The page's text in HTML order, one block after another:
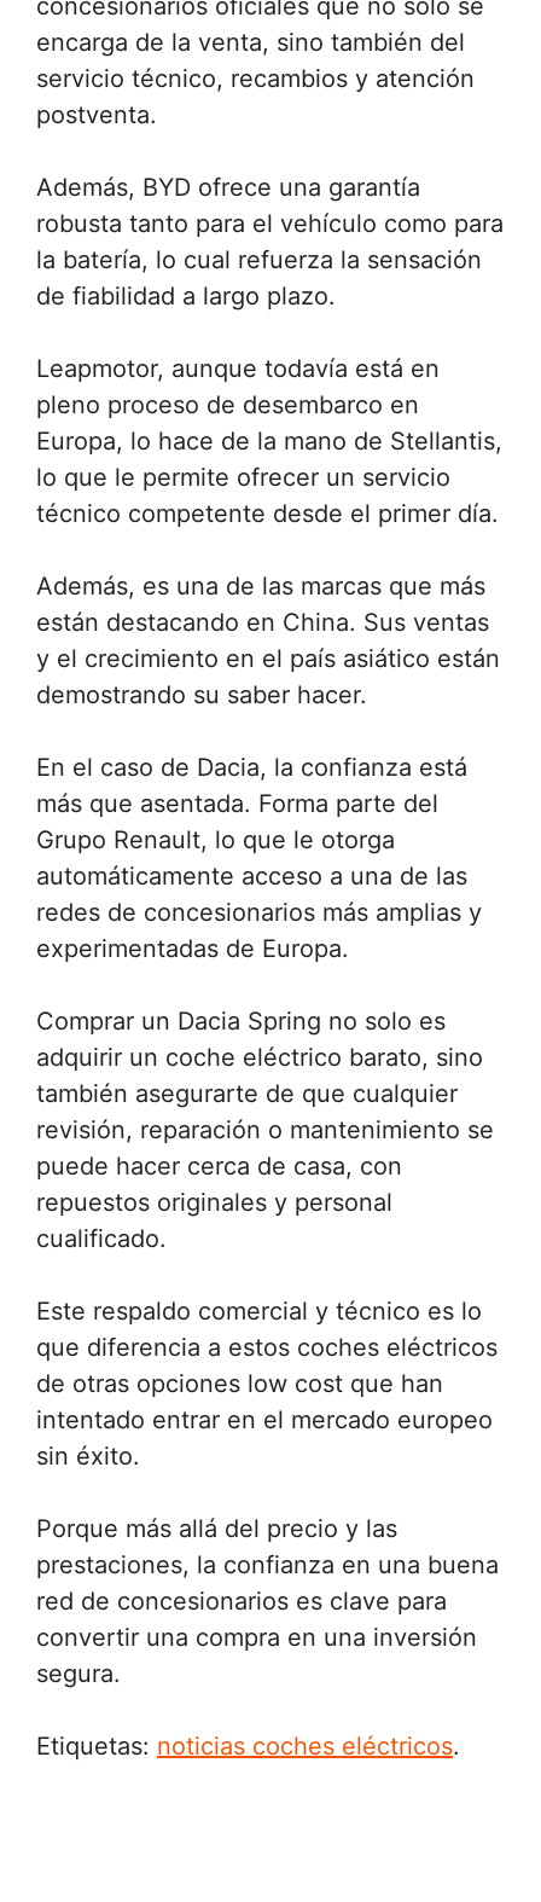
concesionarios oficiales que no solo se
encarga de la venta, sino también del
servicio técnico, recambios y atención
postventa.
Además, BYD ofrece una garantía
robusta tanto para el vehículo como para
la batería, lo cual refuerza la sensación
de fiabilidad a largo plazo.
Leapmotor, aunque todavía está en
pleno proceso de desembarco en
Europa, lo hace de la mano de Stellantis,
lo que le permite ofrecer un servicio
técnico competente desde el primer día.
Además, es una de las marcas que más
están destacando en China. Sus ventas
y el crecimiento en el país asiático están
demostrando su saber hacer.
En el caso de Dacia, la confianza está
más que asentada. Forma parte del
Grupo Renault, lo que le otorga
automáticamente acceso a una de las
redes de concesionarios más amplias y
experimentadas de Europa.
Comprar un Dacia Spring no solo es
adquirir un coche eléctrico barato, sino
también asegurarte de que cualquier
revisión, reparación o mantenimiento se
puede hacer cerca de casa, con
repuestos originales y personal
cualificado.
Este respaldo comercial y técnico es lo
que diferencia a estos coches eléctricos
de otras opciones low cost que han
intentado entrar en el mercado europeo
sin éxito.
Porque más allá del precio y las
prestaciones, la confianza en una buena
red de concesionarios es clave para
convertir una compra en una inversión
segura.
Etiquetas: noticias coches eléctricos.